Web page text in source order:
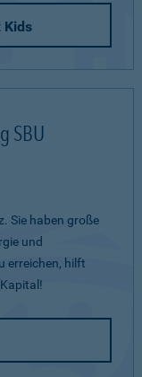
Kids
SBU
Sie haben große
und
erreichen, hilft